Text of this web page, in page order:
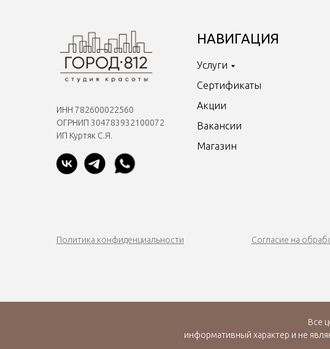
НАВИГАЦИЯ
Услуги
Сертификаты
Акции
Вакансии
Магазин
Политика конфиденциальности Согласие на
ИНН 782600022560
ОГРНИП 304783932100072
ИП Куртяк С.Я.
Все
информативный характер и не